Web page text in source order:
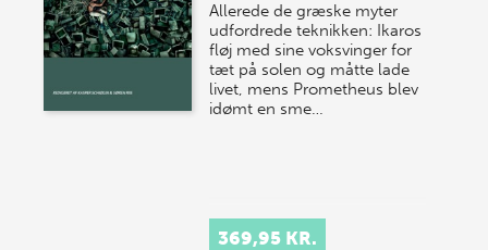
Allerede de græske myter
udfordrede teknikken: Ikaros
fløj med sine voksvinger for
tæt på solen og måtte lade
livet, mens Prometheus blev
idømt en sme…
369,95 KR.